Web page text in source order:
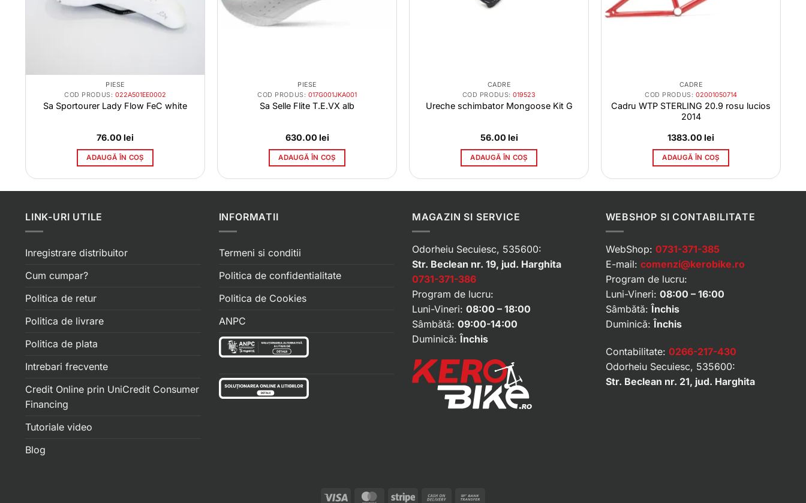
PIESE
COD PRODUS: 022A501EE0002
Sa Sportourer Lady Flow FeC white
76.00 lei
ADAUGĂ ÎN COȘ
PIESE
COD PRODUS: 017G001JKA001
Sa Selle Flite T.E.VX alb
630.00 lei
ADAUGĂ ÎN COȘ
CADRE
COD PRODUS:019523
Ureche schimbator Mongoose Kit G
56.00 lei
ADAUGĂ ÎN COȘ
CADRE
COD PRODUS: 02001050714
Cadru WTP STERLING 20.9 rosu lucios
2014
1383.00 lei
ADAUGĂ ÎN COȘ
LINK-URI UTILE
Inregistrare distribuitor
Cum cumpar?
Politica de retur
Politica de livrare
Politica de plata
Intrebari frecvente
Credit Online prin UniCredit Consumer
Financing
Tutoriale video
Blog
INFORMATII
Termeni si conditii
Politica de confidentialitate
Politica de Cookies
ANPC
MAGAZIN SI SERVICE
Odorheiu Secuiesc, 535600:
Str. Beclean nr. 19, jud. Harghita
0731-371-386
Program de lucru:
Luni-Vineri: 08:00 – 18:00
Sâmbătă: 09:00-14:00
Duminică: Închis
WEBSHOP SI CONTABILITATE
WebShop: 0731-371-385
E-mail: comenzi@kerobike.ro
Program de lucru:
Luni-Vineri: 08:00 – 16:00
Sâmbătă: Închis
Duminică: Închis
Contabilitate: 0266-217-430
Odorheiu Secuiesc, 535600:
Str. Beclean nr. 21, jud. Harghita
Visa MasterCard
Stripe Cash